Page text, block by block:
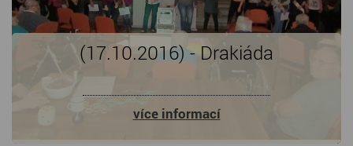
(17.10.2016) - Drakiáda
více informací